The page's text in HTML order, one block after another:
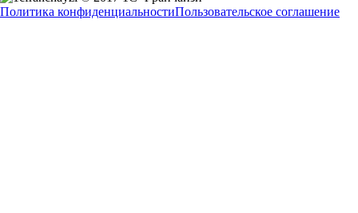
Политика конфиденциальностиПользовательское соглашение